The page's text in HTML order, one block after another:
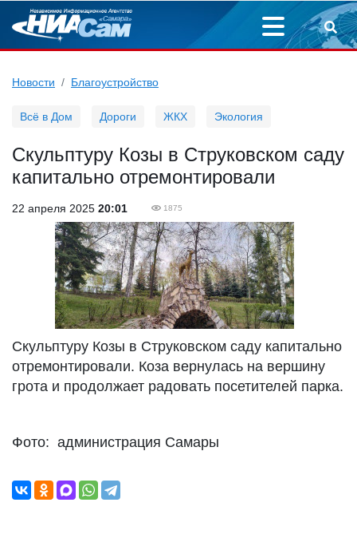
Новости Благоустройство
Всё в Дом Дороги ЖКХ Экология
Скульптуру Козы в Струковском саду
капитально отремонтировали
22 апреля 2025 20:01 1875
Скульптуру Козы в Струковском саду капитально
отремонтировали. Коза вернулась на вершину
грота и продолжает радовать посетителей парка.
Фото: администрация Самары